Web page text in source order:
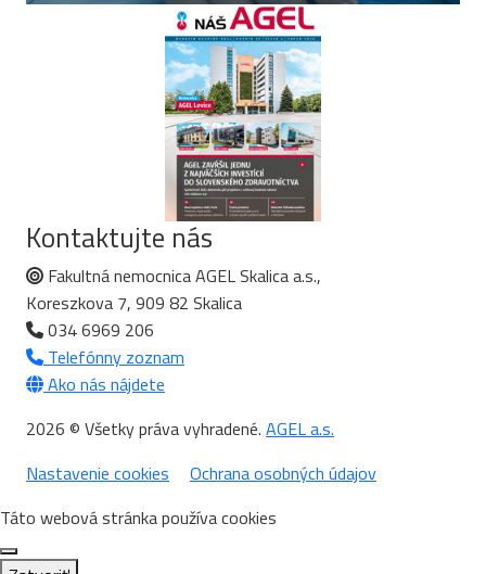
Kontaktujte nás
Fakultná nemocnica AGEL Skalica a.s.,
Koreszkova 7, 909 82 Skalica
034 6969 206
Telefónny zoznam
Ako nás nájdete
2026 © Všetky práva vyhradené. AGEL a.s.
Nastavenie cookies
Ochrana osobných údajov
Táto webová stránka používa cookies